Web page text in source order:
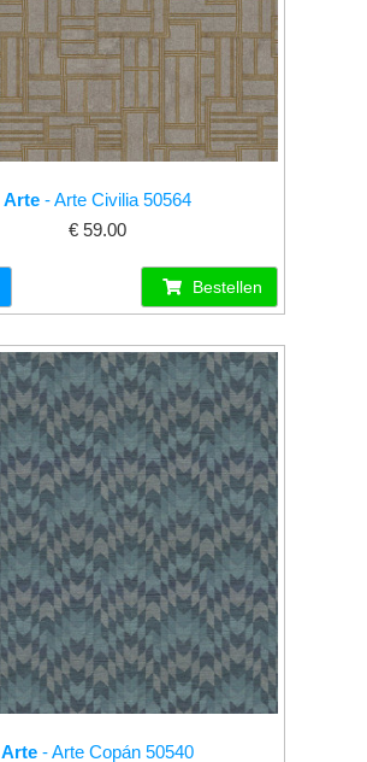
Arte - Arte Civilia 50564
€ 59.00
Bestellen
Arte - Arte Copán 50540